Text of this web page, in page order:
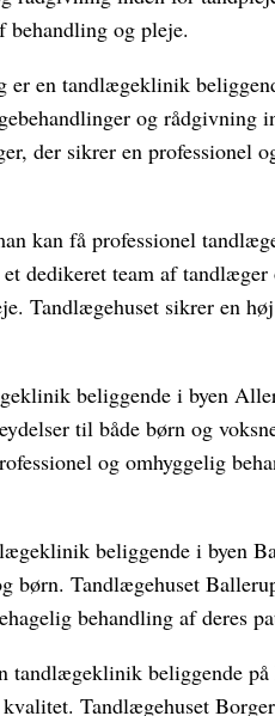
og pleje.
en tandlægeklinik
og rådgivning
der sikrer en professionel
kan få professionel
dedikeret team af tandlæger
Tandlægehuset sikrer en
beliggende i byen
til både børn og
og omhyggelig
beliggende i byen
børn. Tandlægehuset
behandling af deres
tandlægeklinik beliggende på
Tandlægehuset